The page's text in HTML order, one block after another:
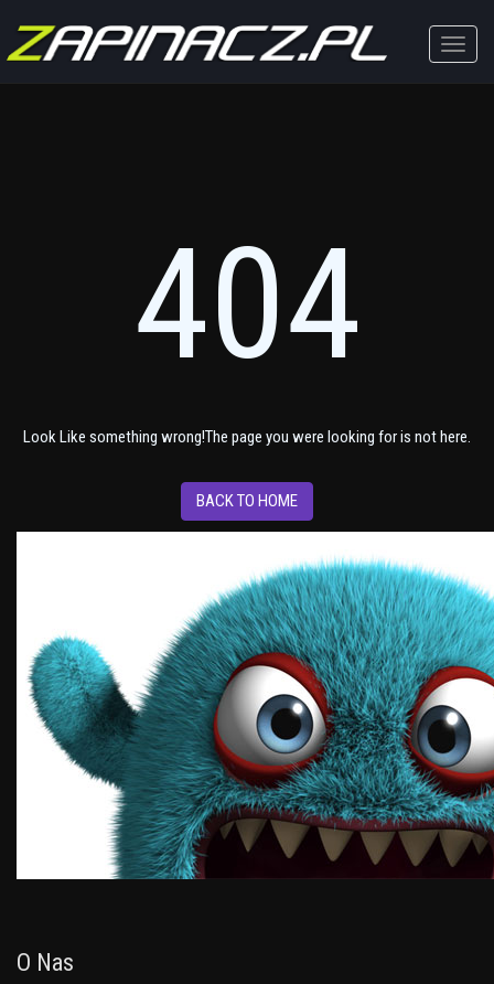
Toggle
404
Look Like something wrong!The page you were looking for is not here.
BACK TO HOME
O Nas